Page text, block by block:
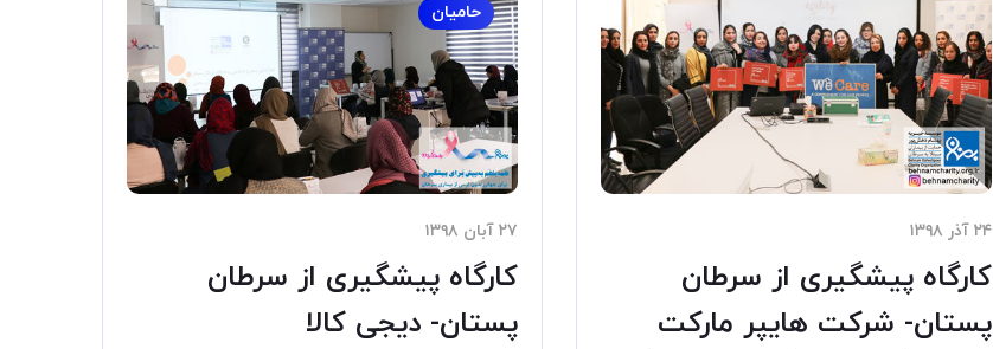
۲۴ آذر ۱۳۹۸
کارگاه پیشگیری از سرطان
پستان- شرکت هایپر مارکت
حامیان
۲۷ آبان ۱۳۹۸
کارگاه پیشگیری از سرطان
پستان- دیجی کالا